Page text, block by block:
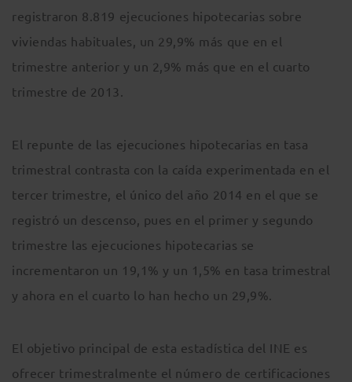
registraron 8.819 ejecuciones hipotecarias sobre
viviendas habituales, un 29,9% más que en el
trimestre anterior y un 2,9% más que en el cuarto
trimestre de 2013.
El repunte de las ejecuciones hipotecarias en tasa
trimestral contrasta con la caída experimentada en el
tercer trimestre, el único del año 2014 en el que se
registró un descenso, pues en el primer y segundo
trimestre las ejecuciones hipotecarias se
incrementaron un 19,1% y un 1,5% en tasa trimestral
y ahora en el cuarto lo han hecho un 29,9%.
El objetivo principal de esta estadística del INE es
ofrecer trimestralmente el número de certificaciones